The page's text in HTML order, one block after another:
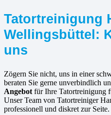
Tatortreinigung
Wellingsbüttel:
uns
Zögern Sie nicht, uns in einer
beraten Sie gerne unverbindlich
Angebot für Ihre Tatortreinigung
Unser Team von Tatortreiniger
professionell und diskret zur Seite.